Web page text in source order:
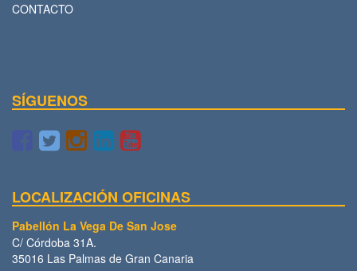
CONTACTO
SÍGUENOS
LOCALIZACIÓN OFICINAS
Pabellón La Vega De San Jose
C/ Córdoba 31A.
35016 Las Palmas de Gran Canaria